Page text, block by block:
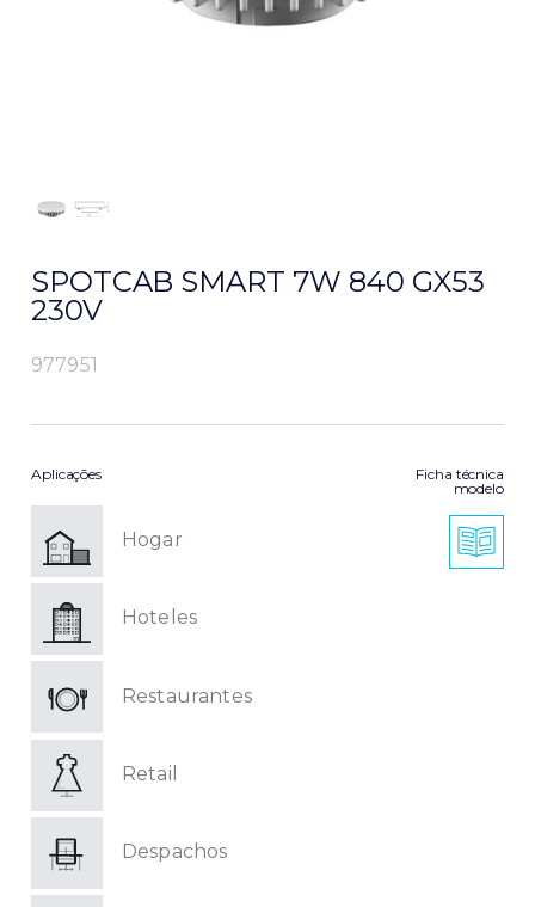
SPOTCAB SMART 7W 840 GX53
230V
977951
Aplicações
Hogar
Hoteles
Restaurantes
Retail
Despachos
Ficha técnica
modelo